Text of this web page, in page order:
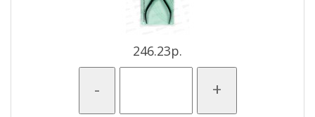
246.23р.
- +